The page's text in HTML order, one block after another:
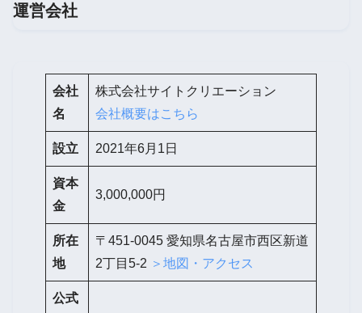
運営会社
会社
名
株式会社サイトクリエーション
会社概要はこちら
設立 2021年6月1日
資本
金
3,000,000円
所在
地
〒451-0045 愛知県名古屋市西区新道
2丁目5-2 ＞地図・アクセス
公式